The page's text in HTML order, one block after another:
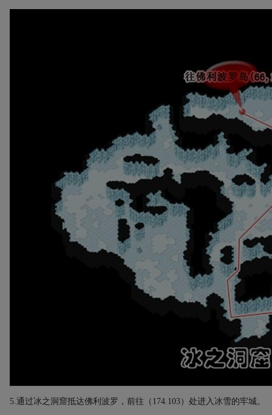
5.通过冰之洞窟抵达佛利波罗，前往（ 174.103）处进入冰雪的牢城。